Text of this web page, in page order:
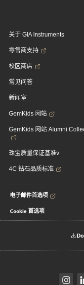
关于 GIA Instruments
零售商支持
校区商店
常见问答
新闻室
GemKids 网站
GemKids 网站 Alumni
珠宝质量保证基准v
4C 钻石品质标准
电子邮件首选项
Cookie 首选项